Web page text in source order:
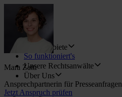
Rechtsgebiete
So funktioniert's
Unsere Rechtsanwälte
Über Uns
Jetzt Anspruch prüfen
Mara Zatti
Ansprechpartnerin für Presseanfragen